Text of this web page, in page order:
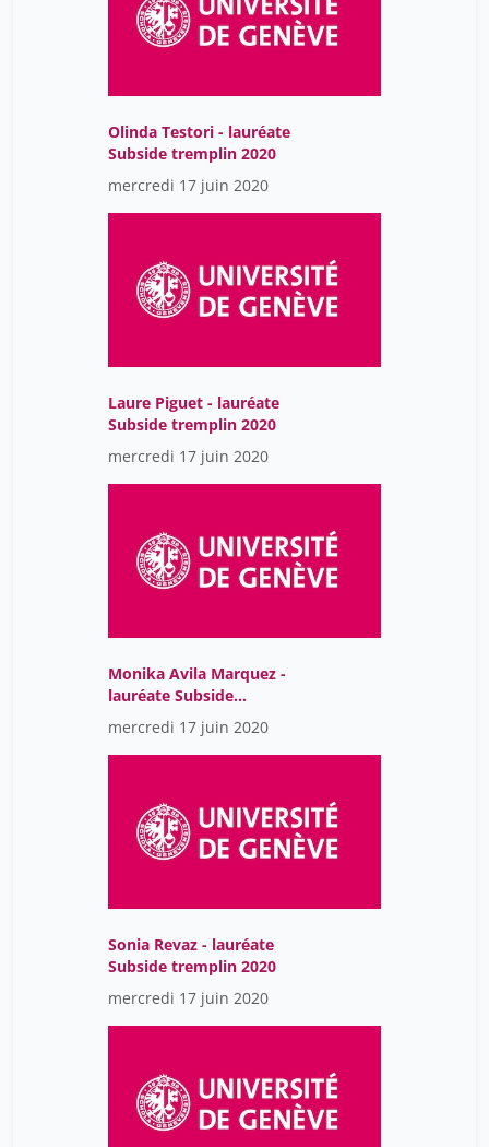
Olinda Testori - lauréate
Subside tremplin 2020
mercredi 17 juin 2020
Laure Piguet - lauréate
Subside tremplin 2020
mercredi 17 juin 2020
Monika Avila Marquez -
lauréate Subside
tremplin 2020
mercredi 17 juin 2020
Sonia Revaz - lauréate
Subside tremplin 2020
mercredi 17 juin 2020